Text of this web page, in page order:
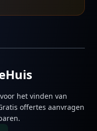
het vinden van
offertes aanvragen